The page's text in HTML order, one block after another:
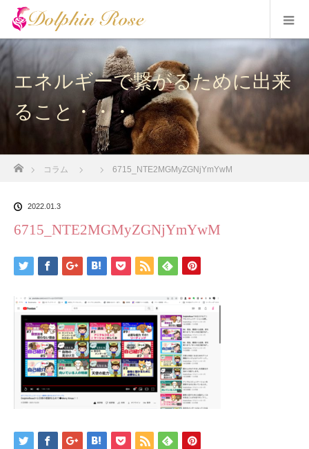
エネルギーで繋がるために出来
ること・・・
コラム 6715_NTE2MGMyZGNjYmYwM
2022.01.3
6715_NTE2MGMyZGNjYmYwM